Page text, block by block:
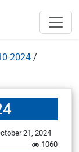
2024 /
21, 2024
1060